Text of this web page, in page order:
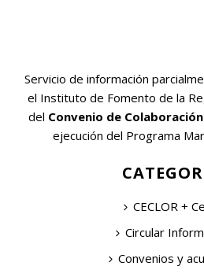
Servicio de información
el Instituto de Fomento de la
del Convenio de Colaboración
ejecución del Programa
CECLOR +
Circular
Convenios y